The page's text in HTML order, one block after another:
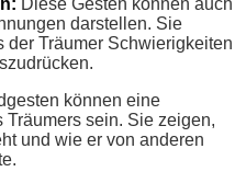
Diese Gesten können auch
darstellen. Sie
der Träumer Schwierigkeiten
können eine
sein. Sie zeigen,
und wie er von anderen